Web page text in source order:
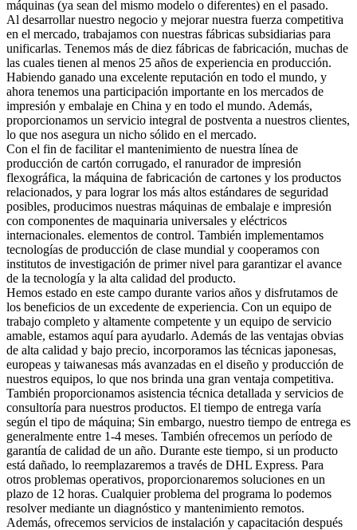
máquinas (ya sean del mismo modelo o diferentes) en el pasado.
Al desarrollar nuestro negocio y mejorar nuestra fuerza competitiva
en el mercado, trabajamos con nuestras fábricas subsidiarias para
unificarlas. Tenemos más de diez fábricas de fabricación, muchas de
las cuales tienen al menos 25 años de experiencia en producción.
Habiendo ganado una excelente reputación en todo el mundo, y
ahora tenemos una participación importante en los mercados de
impresión y embalaje en China y en todo el mundo. Además,
proporcionamos un servicio integral de postventa a nuestros clientes,
lo que nos asegura un nicho sólido en el mercado.
Con el fin de facilitar el mantenimiento de nuestra línea de
producción de cartón corrugado, el ranurador de impresión
flexográfica, la máquina de fabricación de cartones y los productos
relacionados, y para lograr los más altos estándares de seguridad
posibles, producimos nuestras máquinas de embalaje e impresión
con componentes de maquinaria universales y eléctricos
internacionales. elementos de control. También implementamos
tecnologías de producción de clase mundial y cooperamos con
institutos de investigación de primer nivel para garantizar el avance
de la tecnología y la alta calidad del producto.
Hemos estado en este campo durante varios años y disfrutamos de
los beneficios de un excedente de experiencia. Con un equipo de
trabajo completo y altamente competente y un equipo de servicio
amable, estamos aquí para ayudarlo. Además de las ventajas obvias
de alta calidad y bajo precio, incorporamos las técnicas japonesas,
europeas y taiwanesas más avanzadas en el diseño y producción de
nuestros equipos, lo que nos brinda una gran ventaja competitiva.
También proporcionamos asistencia técnica detallada y servicios de
consultoría para nuestros productos. El tiempo de entrega varía
según el tipo de máquina; Sin embargo, nuestro tiempo de entrega es
generalmente entre 1-4 meses. También ofrecemos un período de
garantía de calidad de un año. Durante este tiempo, si un producto
está dañado, lo reemplazaremos a través de DHL Express. Para
otros problemas operativos, proporcionaremos soluciones en un
plazo de 12 horas. Cualquier problema del programa lo podemos
resolver mediante un diagnóstico y mantenimiento remotos.
Además, ofrecemos servicios de instalación y capacitación después